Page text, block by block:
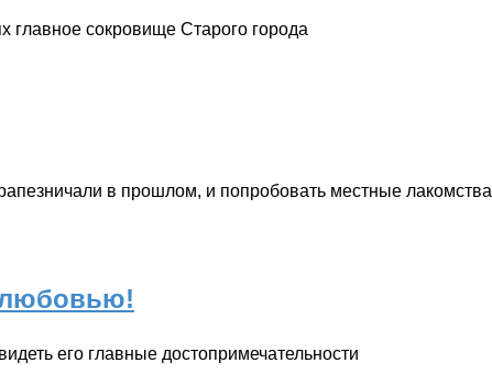
главное сокровище Старого города
в прошлом, и попробовать местные лакомства
его главные достопримечательности